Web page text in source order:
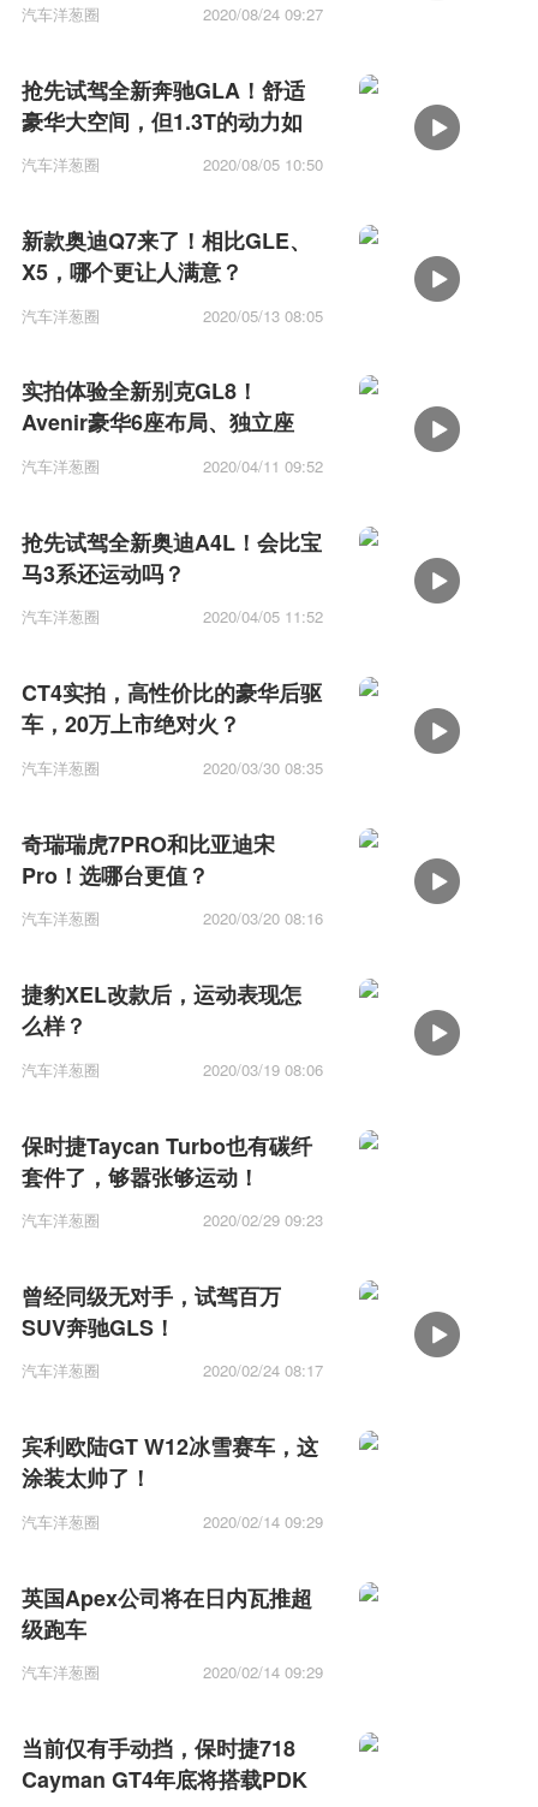
汽车洋葱圈 2020/08/24 09:27
抢先试驾全新奔驰GLA！舒适
豪华大空间，但1.3T的动力如
何？
汽车洋葱圈 2020/08/05 10:50
新款奥迪Q7来了！相比GLE、
X5，哪个更让人满意？
汽车洋葱圈 2020/05/13 08:05
实拍体验全新别克GL8！
Avenir豪华6座布局、独立座
椅、双侧电动门
汽车洋葱圈 2020/04/11 09:52
抢先试驾全新奥迪A4L！会比宝
马3系还运动吗？
汽车洋葱圈 2020/04/05 11:52
CT4实拍，高性价比的豪华后驱
车，20万上市绝对火？
汽车洋葱圈 2020/03/30 08:35
奇瑞瑞虎7PRO和比亚迪宋
Pro！选哪台更值？
汽车洋葱圈 2020/03/20 08:16
捷豹XEL改款后，运动表现怎
么样？
汽车洋葱圈 2020/03/19 08:06
保时捷Taycan Turbo也有碳纤
套件了，够嚣张够运动！
汽车洋葱圈 2020/02/29 09:23
曾经同级无对手，试驾百万
SUV奔驰GLS！
汽车洋葱圈 2020/02/24 08:17
宾利欧陆GT W12冰雪赛车，这
涂装太帅了！
汽车洋葱圈 2020/02/14 09:29
英国Apex公司将在日内瓦推超
级跑车
汽车洋葱圈 2020/02/14 09:29
当前仅有手动挡，保时捷718
Cayman GT4年底将搭载PDK